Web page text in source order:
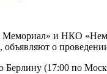
и НКО
о
Берлину (17:00 по